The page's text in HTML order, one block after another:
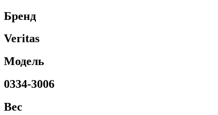
Бренд
Veritas
Модель
0334-3006
Вес